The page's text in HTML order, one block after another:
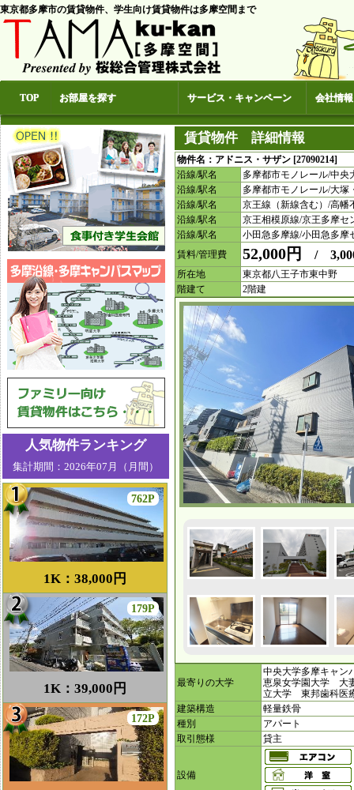
東京都多摩市の賃貸物件、学生向け賃貸物件は多摩空間まで
TOP お部屋を探す サービス・キャンペーン 会社情報
賃貸物件 詳細情報
物件名：アドニス・サザン [27090214]
沿線/駅名
多摩都市モノレール/中央
沿線/駅名
多摩都市モノレール/大塚
沿線/駅名
京王線（新線含む）/高幡
沿線/駅名
京王相模原線/京王多摩セ
沿線/駅名
小田急多摩線/小田急多摩
賃料/管理費
52,000円 /
所在地
東京都八王子市東中野
階建て
2階建
最寄りの大学
中央大学多摩キャ
恵泉女学園大学 大
立大学 東邦歯科
建築構造
軽量鉄骨
種別
アパート
取引態様
貸主
設備
人気物件ランキング
集計期間：2026年07月（月間）
1K：38,000円
762P
1K：39,000円
179P
172P